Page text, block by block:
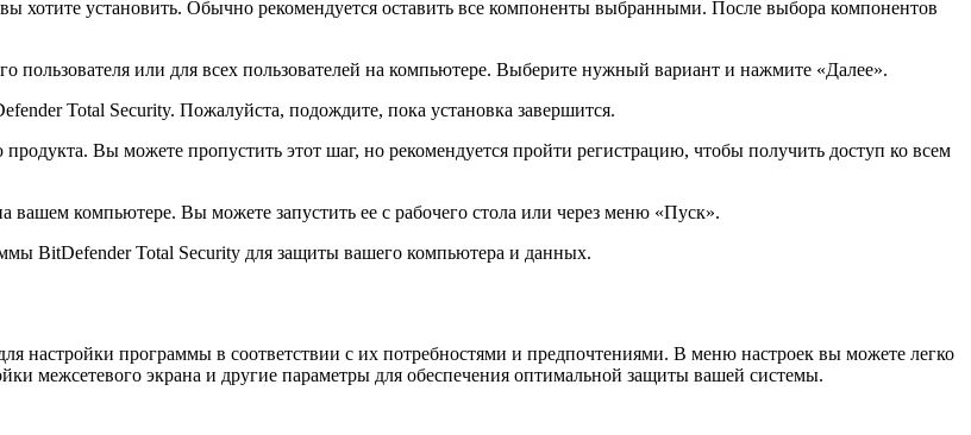
хотите установить. Обычно рекомендуется оставить все компоненты выбранными. После выбора компонентов
пользователя или для всех пользователей на компьютере. Выберите нужный вариант и нажмите «Далее».
Total Security. Пожалуйста, подождите, пока установка завершится.
Вы можете пропустить этот шаг, но рекомендуется пройти регистрацию, чтобы получить доступ ко всем
вашем компьютере. Вы можете запустить ее с рабочего стола или через меню «Пуск».
BitDefender Total Security для защиты вашего компьютера и данных.
настройки программы в соответствии с их потребностями и предпочтениями. В меню настроек вы можете легко
межсетевого экрана и другие параметры для обеспечения оптимальной защиты вашей системы.